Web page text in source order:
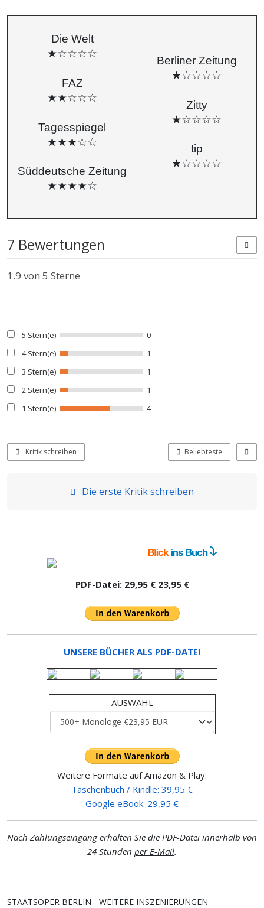
Die Welt
★☆☆☆☆
FAZ
★★☆☆☆
Tagesspiegel
★★★☆☆
Süddeutsche Zeitung
★★★★☆
Berliner Zeitung
★☆☆☆☆
Zitty
★☆☆☆☆
tip
★☆☆☆☆
7 Bewertungen
1.9 von 5 Sterne
5 Stern(e)
0
4 Stern(e)
1
3 Stern(e)
1
2 Stern(e)
1
1 Stern(e)
4
Kritik schreiben Beliebteste
Die erste Kritik schreiben
PDF-Datei:29,95 €23,95 €
UNSERE BÜCHER ALS PDF-DATEI
AUSWAHL
Weitere Formate auf Amazon & Play:
Taschenbuch / Kindle: 39,95 €
Google eBook: 29,95 €
Nach Zahlungseingang erhalten Sie die PDF-Datei innerhalb von
24 Stunden per E-Mail.
STAATSOPER BERLIN - WEITERE INSZENIERUNGEN